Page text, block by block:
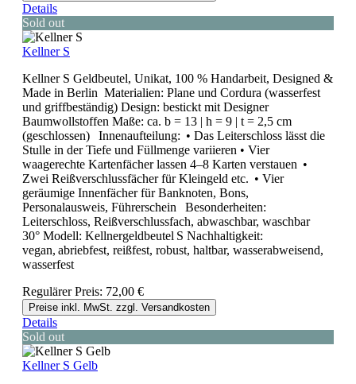
Details
Sold out
Kellner S
Kellner S Geldbeutel, Unikat, 100 % Handarbeit, Designed &
Made in Berlin Materialien: Plane und Cordura (wasserfest
und griffbeständig) Design: bestickt mit Designer
Baumwollstoffen Maße: ca. b = 13 | h = 9 | t = 2,5 cm
(geschlossen) Innenaufteilung: • Das Leiterschloss lässt die
Stulle in der Tiefe und Füllmenge variieren • Vier
waagerechte Kartenfächer lassen 4–8 Karten verstauen •
Zwei Reißverschlussfächer für Kleingeld etc. • Vier
geräumige Innenfächer für Banknoten, Bons,
Personalausweis, Führerschein Besonderheiten:
Leiterschloss, Reißverschlussfach, abwaschbar, waschbar
30° Modell: Kellnergeldbeutel S Nachhaltigkeit:
vegan, abriebfest, reißfest, robust, haltbar, wasserabweisend,
wasserfest
Regulärer Preis: 72,00 €
Preise inkl. MwSt. zzgl. Versandkosten
Details
Sold out
Kellner S Gelb